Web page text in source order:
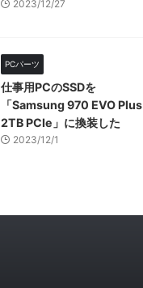
2023/12/27
PCパーツ
仕事用PCのSSDを
「Samsung 970 EVO Plus
2TB PCIe」に換装した
2023/12/1